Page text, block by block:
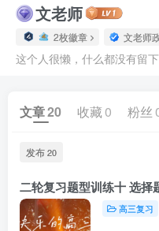
文老师
2枚徽章 文老师
这个人很懒，什么都没有留
文章20 收藏 0 粉丝
发布 20
二轮复习题型训练十 选择
高三复习